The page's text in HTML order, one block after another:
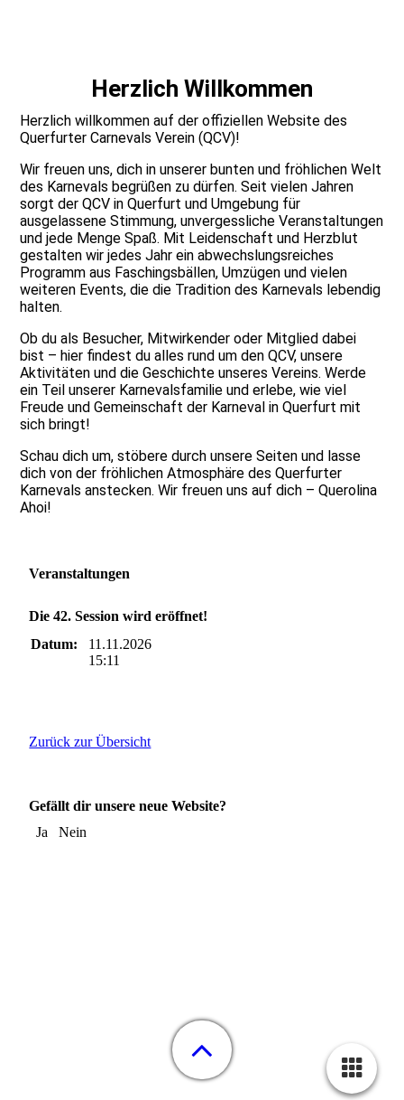
Herzlich Willkommen
Herzlich willkommen auf der offiziellen Website des
Querfurter Carnevals Verein (QCV)!
Wir freuen uns, dich in unserer bunten und fröhlichen Welt
des Karnevals begrüßen zu dürfen. Seit vielen Jahren
sorgt der QCV in Querfurt und Umgebung für
ausgelassene Stimmung, unvergessliche Veranstaltungen
und jede Menge Spaß. Mit Leidenschaft und Herzblut
gestalten wir jedes Jahr ein abwechslungsreiches
Programm aus Faschingsbällen, Umzügen und vielen
weiteren Events, die die Tradition des Karnevals lebendig
halten.
Ob du als Besucher, Mitwirkender oder Mitglied dabei
bist – hier findest du alles rund um den QCV, unsere
Aktivitäten und die Geschichte unseres Vereins. Werde
ein Teil unserer Karnevalsfamilie und erlebe, wie viel
Freude und Gemeinschaft der Karneval in Querfurt mit
sich bringt!
Schau dich um, stöbere durch unsere Seiten und lasse
dich von der fröhlichen Atmosphäre des Querfurter
Karnevals anstecken. Wir freuen uns auf dich – Querolina
Ahoi!
Veranstaltungen
Die 42. Session wird eröffnet!
Datum:
11.11.2026
15:11
Zurück zur Übersicht
Gefällt dir unsere neue Website?
Ja
Nein